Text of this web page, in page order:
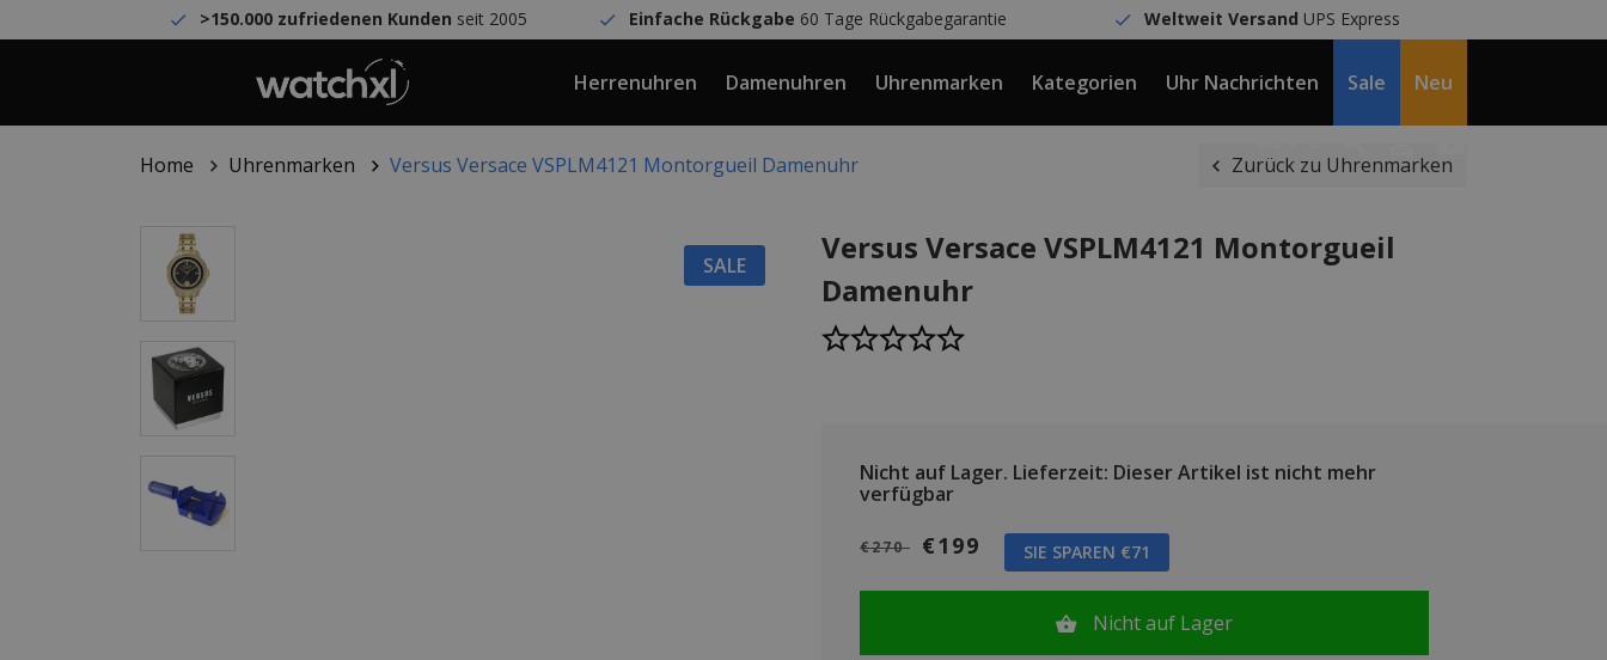
>150.000 zufriedenen Kunden seit 2005 Einfache Rückgabe 60 Tage Rückgabegarantie Weltweit Versand UPS Express
Herrenuhren Damenuhren Uhrenmarken Kategorien Uhr Nachrichten Sale Neu
Home Uhrenmarken Versus Versace VSPLM4121 Montorgueil Damenuhr Zurück zu Uhrenmarken
SALE
Versus Versace VSPLM4121 Montorgueil
Damenuhr
Nicht auf Lager. Lieferzeit: Dieser Artikel ist nicht mehr
verfügbar
€270 €199 SIE SPAREN €71
Nicht auf Lager